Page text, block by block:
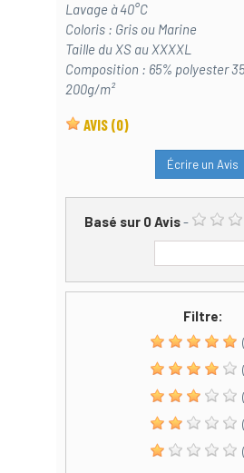
Lavage à 40°C
Coloris : Gris ou Marine
Taille du XS au XXXXL
Composition : 65% polyester
200g/m²
AVIS (0)
Écrire un Avis
Basé sur 0Avis-
Filtre: